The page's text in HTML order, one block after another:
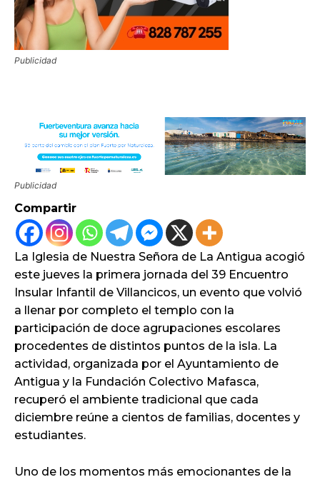
Publicidad
Publicidad
Compartir
La Iglesia de Nuestra Señora de La Antigua acogió
este jueves la primera jornada del 39 Encuentro
Insular Infantil de Villancicos, un evento que volvió
a llenar por completo el templo con la
participación de doce agrupaciones escolares
procedentes de distintos puntos de la isla. La
actividad, organizada por el Ayuntamiento de
Antigua y la Fundación Colectivo Mafasca,
recuperó el ambiente tradicional que cada
diciembre reúne a cientos de familias, docentes y
estudiantes.
Uno de los momentos más emocionantes de la